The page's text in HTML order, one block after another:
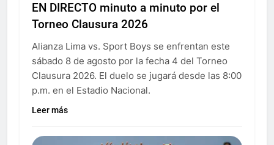
EN DIRECTO minuto a minuto por el
Torneo Clausura 2026
Alianza Lima vs. Sport Boys se enfrentan este
sábado 8 de agosto por la fecha 4 del Torneo
Clausura 2026. El duelo se jugará desde las 8:00
p.m. en el Estadio Nacional.
Leer más